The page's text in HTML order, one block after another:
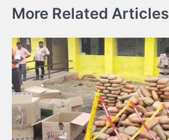
More Related Articles